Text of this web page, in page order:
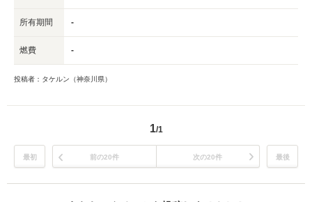
所有期間 -
燃費 -
投稿者：タケルン（神奈川県）
1/1
最初 前の20件 次の20件 最後